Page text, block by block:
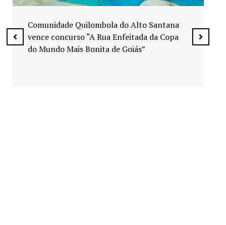
Exposição “Arte em Cores” leva pinturas a
espaços públicos de Senador Canedo